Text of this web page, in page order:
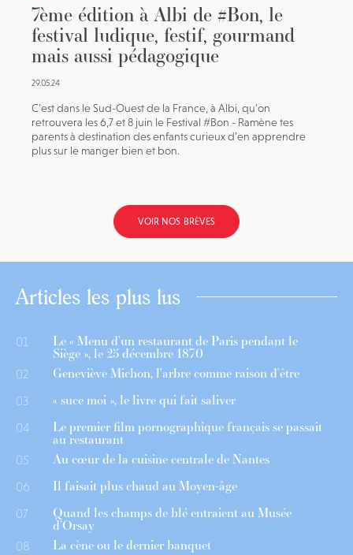
7ème édition à Albi de #Bon, le
festival ludique, festif, gourmand
mais aussi pédagogique
29.05.24
C’est dans le Sud-Ouest de la France, à Albi, qu’on
retrouvera les 6,7 et 8 juin le Festival #Bon - Ramène tes
parents à destination des enfants curieux d’en apprendre
plus sur le manger bien et bon.
VOIR NOS BRÈVES
Articles les plus lus
01 Le « Menu d’un restaurant de Paris pendant le
Siège », le 25 décembre 1870
02 Geneviève Michon, l’arbre comme raison d’être
03 « suce moi », le livre qui fait saliver
04 Le premier film pornographique français se passait
au restaurant
05 Au cœur de la cuisine centrale de Nantes
06 Il faisait plus chaud au Moyen-âge
07 Quand les champs de blé entraient au Musée
d’Orsay
08 La cène ou le dernier banquet